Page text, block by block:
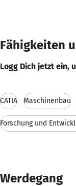
Fähigkeiten
Logg Dich jetzt ein,
CATIA Maschinenbau
Forschung und
Werdegang